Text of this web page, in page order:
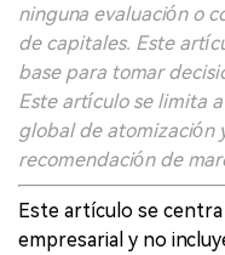
ninguna evaluación o
de capitales. Este
base para tomar
Este artículo se limita
global de atomización
recomendación de
Este artículo se
empresarial y no